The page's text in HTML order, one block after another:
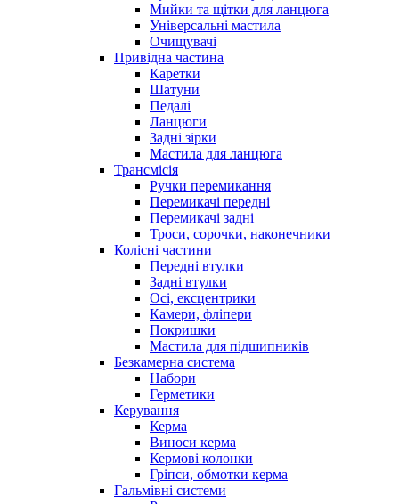
Мийки та щітки для ланцюга
Універсальні мастила
Очищувачі
Привідна частина
Каретки
Шатуни
Педалі
Ланцюги
Задні зірки
Мастила для ланцюга
Трансмісія
Ручки перемикання
Перемикачі передні
Перемикачі задні
Троси, сорочки, наконечники
Колісні частини
Передні втулки
Задні втулки
Осі, ексцентрики
Камери, фліпери
Покришки
Мастила для підшипників
Безкамерна система
Набори
Герметики
Керування
Керма
Виноси керма
Кермові колонки
Гріпси, обмотки керма
Гальмівні системи